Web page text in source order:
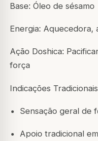
Base: Óleo de sésamo
Energia: Aquecedora,
Ação Doshica:
força
Indicações
Sensação geral de
Apoio tradicional